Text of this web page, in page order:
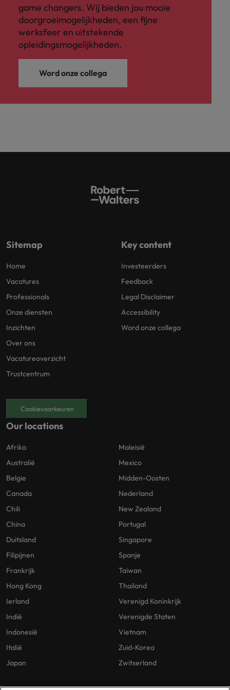
game changers. Wij bieden jou mooie
doorgroeimogelijkheden, een fijne
werksfeer en uitstekende
opleidingsmogelijkheden.
Word onze collega
Sitemap
Home
Vacatures
Professionals
Onze diensten
Inzichten
Over ons
Vacatureoverzicht
Trustcentrum
Key content
Investeerders
Feedback
Legal Disclaimer
Accessibility
Word onze collega
Cookievoorkeuren
Our locations
Afrika
Australië
Belgie
Canada
Chili
China
Duitsland
Filipijnen
Frankrijk
Hong Kong
Ierland
Indië
Indonesië
Italië
Japan
Maleisië
Mexico
Midden-Oosten
Nederland
New Zealand
Portugal
Singapore
Spanje
Taiwan
Thailand
Verenigd Koninkrijk
Verenigde Staten
Vietnam
Zuid-Korea
Zwitserland